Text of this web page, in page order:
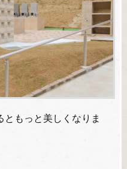
もっと美しくなりま